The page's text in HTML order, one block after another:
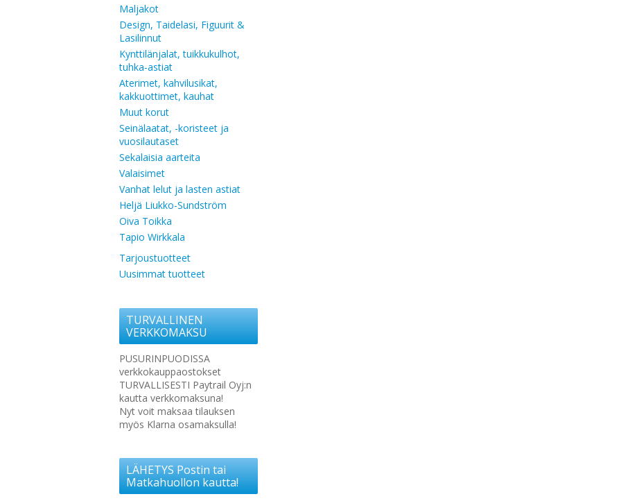
Maljakot
Design, Taidelasi, Figuurit &
Lasilinnut
Kynttilänjalat, tuikkukulhot,
tuhka-astiat
Aterimet, kahvilusikat,
kakkuottimet, kauhat
Muut korut
Seinälaatat, -koristeet ja
vuosilautaset
Sekalaisia aarteita
Valaisimet
Vanhat lelut ja lasten astiat
Heljä Liukko-Sundström
Oiva Toikka
Tapio Wirkkala
Tarjoustuotteet
Uusimmat tuotteet
TURVALLINEN
VERKKOMAKSU
PUSURINPUODISSA
verkkokauppaostokset
TURVALLISESTI Paytrail Oyj:n
kautta verkkomaksuna!
Nyt voit maksaa tilauksen
myös Klarna osamaksulla!
LÄHETYS Postin tai
Matkahuollon kautta!